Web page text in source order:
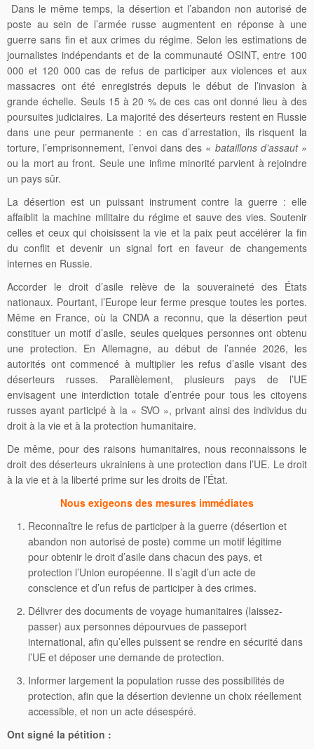
Dans le même temps, la désertion et l’abandon non autorisé de
poste au sein de l’armée russe augmentent en réponse à une
guerre sans fin et aux crimes du régime. Selon les estimations de
journalistes indépendants et de la communauté OSINT, entre 100
000 et 120 000 cas de refus de participer aux violences et aux
massacres ont été enregistrés depuis le début de l’invasion à
grande échelle. Seuls 15 à 20 % de ces cas ont donné lieu à des
poursuites judiciaires. La majorité des déserteurs restent en Russie
dans une peur permanente : en cas d’arrestation, ils risquent la
torture, l’emprisonnement, l’envoi dans des « bataillons d’assaut »
ou la mort au front. Seule une infime minorité parvient à rejoindre
un pays sûr.
La désertion est un puissant instrument contre la guerre : elle
affaiblit la machine militaire du régime et sauve des vies. Soutenir
celles et ceux qui choisissent la vie et la paix peut accélérer la fin
du conflit et devenir un signal fort en faveur de changements
internes en Russie.
Accorder le droit d’asile relève de la souveraineté des États
nationaux. Pourtant, l’Europe leur ferme presque toutes les portes.
Même en France, où la CNDA a reconnu, que la désertion peut
constituer un motif d’asile, seules quelques personnes ont obtenu
une protection. En Allemagne, au début de l’année 2026, les
autorités ont commencé à multiplier les refus d’asile visant des
déserteurs russes. Parallèlement, plusieurs pays de l’UE
envisagent une interdiction totale d’entrée pour tous les citoyens
russes ayant participé à la « SVO », privant ainsi des individus du
droit à la vie et à la protection humanitaire.
De même, pour des raisons humanitaires, nous reconnaissons le
droit des déserteurs ukrainiens à une protection dans l’UE. Le droit
à la vie et à la liberté prime sur les droits de l’État.
Nous exigeons des mesures immédiates
Reconnaître le refus de participer à la guerre (désertion et
abandon non autorisé de poste) comme un motif légitime
pour obtenir le droit d’asile dans chacun des pays, et
protection l’Union européenne. Il s’agit d’un acte de
conscience et d’un refus de participer à des crimes.
Délivrer des documents de voyage humanitaires (laissez-
passer) aux personnes dépourvues de passeport
international, afin qu’elles puissent se rendre en sécurité dans
l’UE et déposer une demande de protection.
Informer largement la population russe des possibilités de
protection, afin que la désertion devienne un choix réellement
accessible, et non un acte désespéré.
Ont signé la pétition :